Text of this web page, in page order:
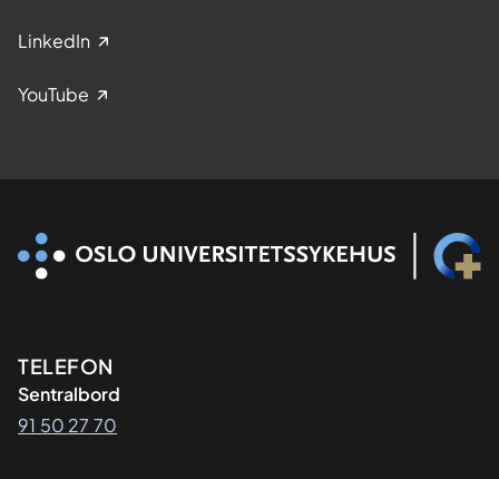
LinkedIn
YouTube
Kontaktinformasjon
TELEFON
Sentralbord
91 50 27 70